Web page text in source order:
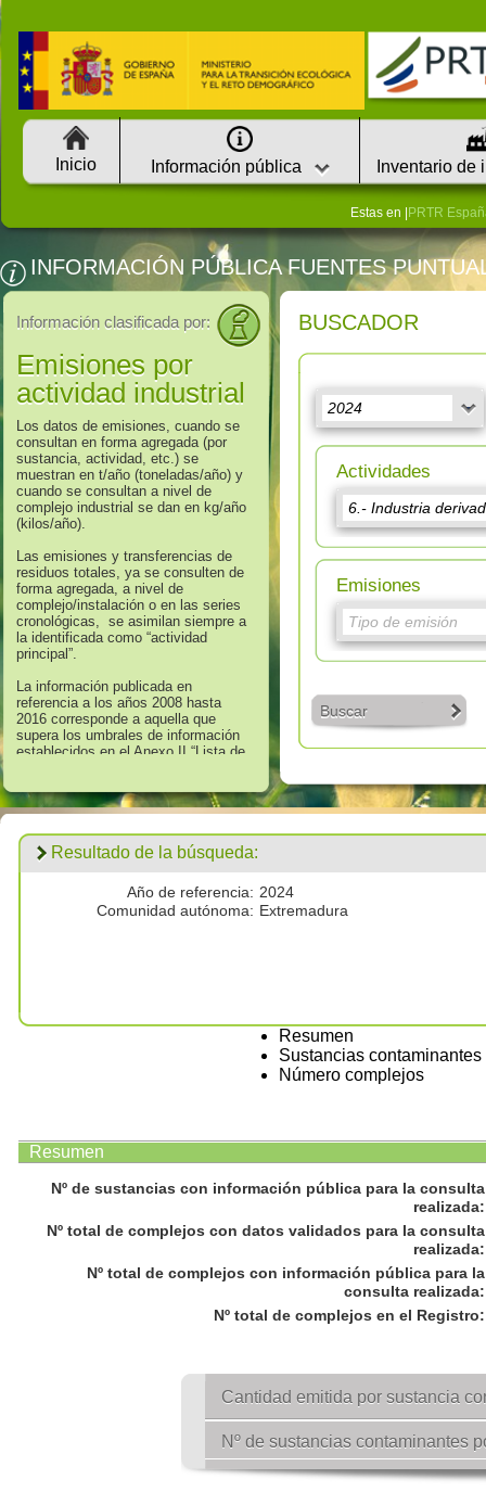
Inicio Información pública Inventario de
Estas en | PRTR
INFORMACIÓN PÚBLICA FUENTES
Información clasificada por:
Emisiones por
actividad industrial
Los datos de emisiones, cuando se
consultan en forma agregada (por
sustancia, actividad, etc.) se
muestran en t/año (toneladas/año) y
cuando se consultan a nivel de
complejo industrial se dan en kg/año
(kilos/año).
Las emisiones y transferencias de
residuos totales, ya se consulten de
forma agregada, a nivel de
complejo/instalación o en las series
cronológicas, se asimilan siempre a
la identificada como “actividad
principal”.
La información publicada en
referencia a los años 2008 hasta
2016 corresponde a aquella que
supera los umbrales de información
establecidos en el Anexo II “Lista de
el suministro de información sobre
emisiones del Reglamento E - PRTR
y de las autorizaciones ambientales
integradas.
Los datos publicados respecto al
emisiones por encima de cero
validadas por las autoridades
BUSCADOR
Actividades
Emisiones
Buscar
Resultado de la búsqueda:
Año de referencia: 2024
Comunidad autónoma: Extremadura
Resumen
Sustancias contaminantes
Número complejos
Resumen
Nº de sustancias con información pública para la consulta
realizada:
Nº total de complejos con datos validados para la consulta
realizada:
Nº total de complejos con información pública para la
consulta realizada:
Nº total de complejos en el Registro:
Cantidad emitida por sustancia
Nº de sustancias contaminantes